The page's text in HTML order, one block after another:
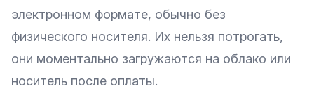
электронном формате, обычно без
физического носителя. Их нельзя потрогать,
они моментально загружаются на облако или
носитель после оплаты.